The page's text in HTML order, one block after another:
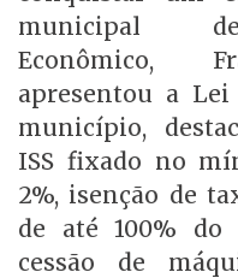
municipal de
Econômico,
apresentou a
município,
ISS fixado no
2%, isenção de
de até 100%
cessão de